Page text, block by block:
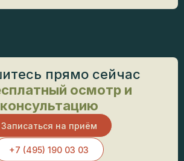
прямо сейчас
осмотр и
консультацию
Записаться на приём
+7 (495) 190 03 03